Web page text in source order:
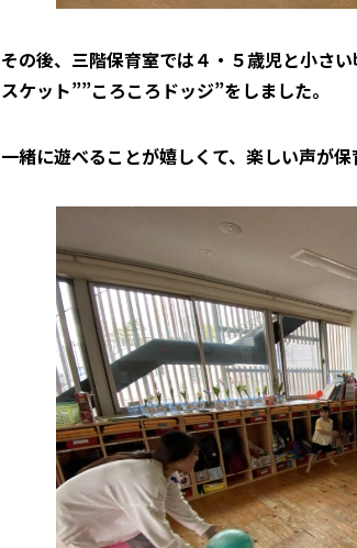
その後、三階保育室では４・５歳児と小さ
スケット””ころころドッジ”をしました。
一緒に遊べることが嬉しくて、楽しい声が保